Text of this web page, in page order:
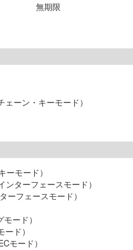
無期限
ーモード）
インターフェースモード）
ーフェースモード）
ード）
ド）
モード）